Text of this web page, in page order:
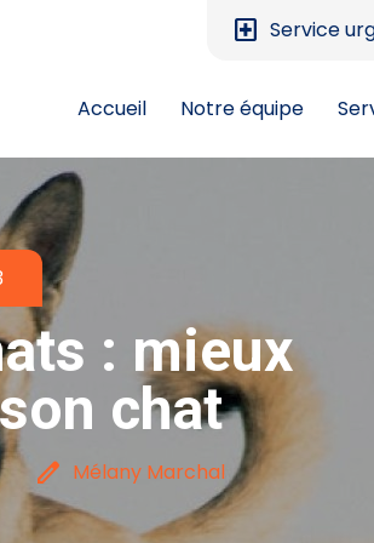
local_hospital Service
Accueil Notre équipe
: mieux
chat
edit Mélany Marchal